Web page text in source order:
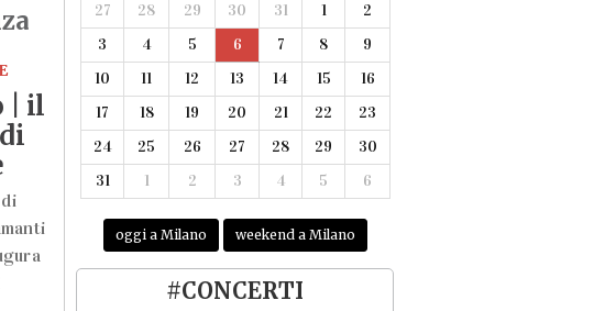
| il
27
28 29 30 31 1
2
3
4 5 6 7 8
9
10
11 12 13 14 15
16
17
18 19 20 21 22
23
24
25 26 27 28 29
30
31
1 2 3 4 5 6
oggi a Milano weekend a Milano
#CONCERTI